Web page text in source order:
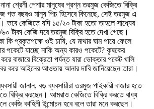
শ্রেনী পেশার মানুষের প্রশ্ন তরমুজ কেজিতে বিক্রি
গত বছরও মানুষ পিচ হিসেবে কিনেছে, সেই তরমুজ এ
তবে কেজিতে যদি ১৫/২০ টাকা হতো তাহলে সাধ্যের
টাকা কেজি দরে তরমুজ বিক্রি হতে দেখা গেছে।
কি প্রকৃতপক্ষে ওই চাষি, যে মাথার ঘাম পায়ে ফেলে
পকেটে যাচ্ছে নাকি অন্য কারও পকেটে? কৃষকের
বাজারে বিক্রেতা পর্যন্ত যারা ভোক্তার পকেট খালি
করে আইনের আওতায় আনার দাবি জানিয়েছেন তারা।
জানান, বড় ব্যবসায়ীরা তরমুজ পাইকারী বাজার হতে
বিক্রি করছেন। আমরাও কেজিতে বিক্রি করতে বাধ্য
কেজি কাহিনী উন্মোচন হবে বলে তারা মনে করছেন।